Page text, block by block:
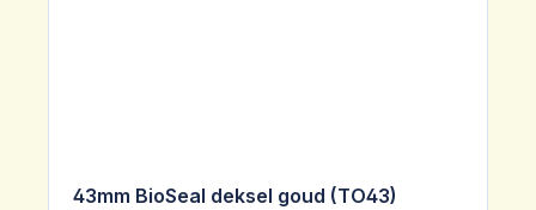
43mm BioSeal deksel goud (TO43)